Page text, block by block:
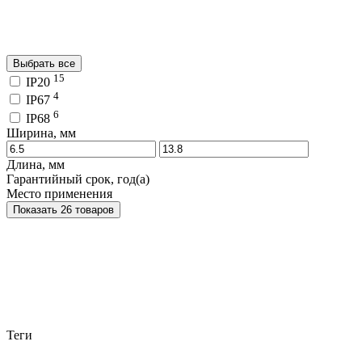
Выбрать все
IP20 15
IP67 4
IP68 6
Ширина, мм
Длина, мм
Гарантийный срок, год(а)
Место применения
Показать 26 товаров
Теги